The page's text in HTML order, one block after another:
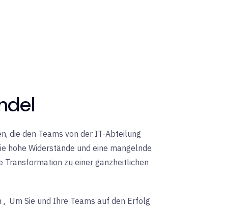
die den Teams von der IT-Abteilung
hohe Widerstände und eine mangelnde
Transformation zu einer ganzheitlichen
. Um Sie und Ihre Teams auf den Erfolg